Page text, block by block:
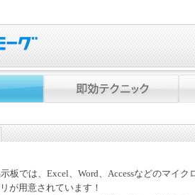
板では、Excel、Word、Accessなどのマイ
が用意されています！